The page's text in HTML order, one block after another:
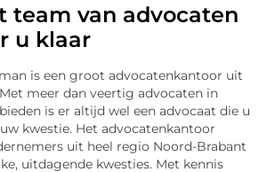
team van advocaten
u klaar
is een groot advocatenkantoor uit
meer dan veertig advocaten in
is er altijd wel een advocaat die u
kwestie. Het advocatenkantoor
uit heel regio Noord-Brabant
uitdagende kwesties. Met kennis